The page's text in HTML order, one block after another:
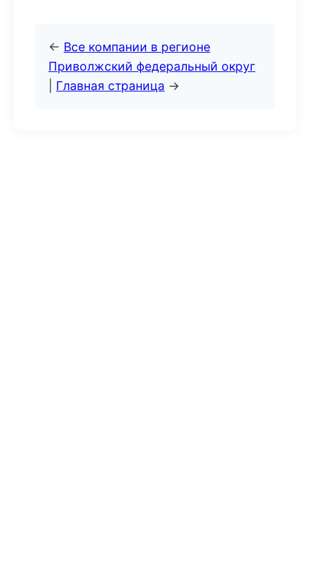
← Все компании в регионе
Приволжский федеральный округ
Главная страница →